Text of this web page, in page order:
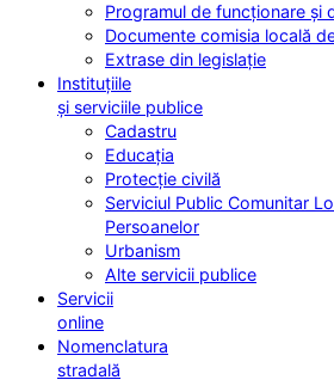
Programul de funcționare și
Documente comisia locală
Extrase din legislație
Instituțiile
și serviciile publice
Cadastru
Educația
Protecție civilă
Serviciul Public Comunitar
Persoanelor
Urbanism
Alte servicii publice
Servicii
online
Nomenclatura
stradală